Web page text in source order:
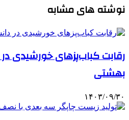
نوشته های مشابه
رقابت کباب‌پزهای خورشیدی
بهشتی
۱۴۰۳/۰۹/۳۰